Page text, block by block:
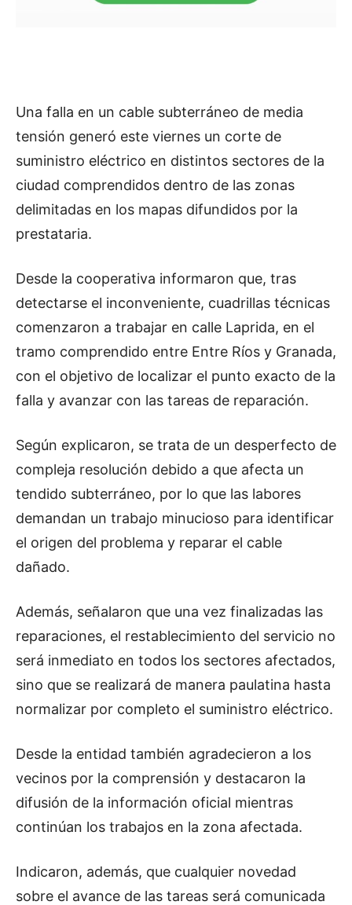
Una falla en un cable subterráneo de media
tensión generó este viernes un corte de
suministro eléctrico en distintos sectores de la
ciudad comprendidos dentro de las zonas
delimitadas en los mapas difundidos por la
prestataria.
Desde la cooperativa informaron que, tras
detectarse el inconveniente, cuadrillas técnicas
comenzaron a trabajar en calle Laprida, en el
tramo comprendido entre Entre Ríos y Granada,
con el objetivo de localizar el punto exacto de la
falla y avanzar con las tareas de reparación.
Según explicaron, se trata de un desperfecto de
compleja resolución debido a que afecta un
tendido subterráneo, por lo que las labores
demandan un trabajo minucioso para identificar
el origen del problema y reparar el cable
dañado.
Además, señalaron que una vez finalizadas las
reparaciones, el restablecimiento del servicio no
será inmediato en todos los sectores afectados,
sino que se realizará de manera paulatina hasta
normalizar por completo el suministro eléctrico.
Desde la entidad también agradecieron a los
vecinos por la comprensión y destacaron la
difusión de la información oficial mientras
continúan los trabajos en la zona afectada.
Indicaron, además, que cualquier novedad
sobre el avance de las tareas será comunicada